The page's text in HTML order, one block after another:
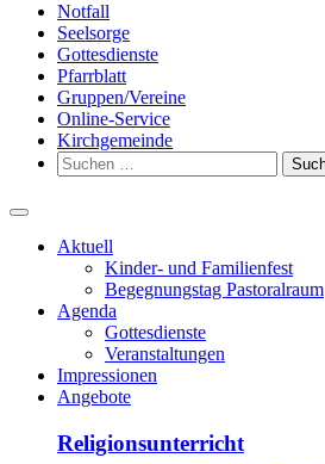
Notfall
Seelsorge
Gottesdienste
Pfarrblatt
Gruppen/Vereine
Online-Service
Kirchgemeinde
Suchen
nach:
Aktuell
Kinder- und Familienfest
Begegnungstag Pastoralraum
Agenda
Gottesdienste
Veranstaltungen
Impressionen
Angebote
Religionsunterricht